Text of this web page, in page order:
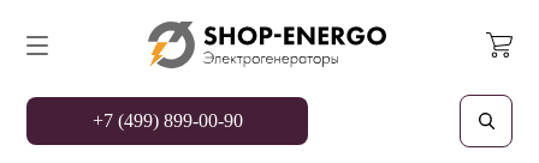
+7 (499) 899-00-90